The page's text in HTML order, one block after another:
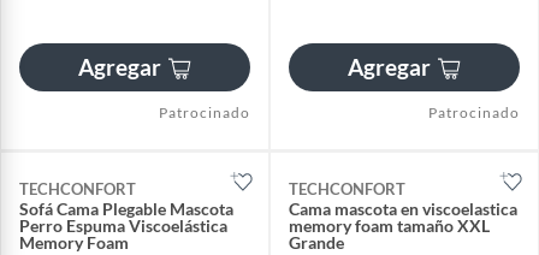
Agregar
Patrocinado
Agregar
Patrocinado
TECHCONFORT
Sofá Cama Plegable Mascota
Perro Espuma Viscoelástica
Memory Foam
TECHCONFORT
Cama mascota en viscoelastica
memory foam tamaño XXL
Grande